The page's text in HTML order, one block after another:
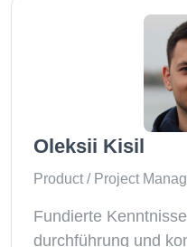
Oleksii Kisil
Product / Project
Fundierte
durchführung und